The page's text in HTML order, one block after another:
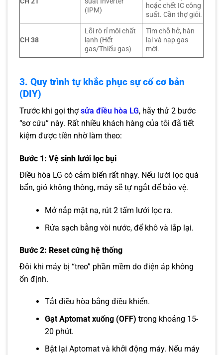
(IPM)
hoặc chết IC công
suất. Cần thợ giỏi.
CH 38
Lỗi rò rỉ môi chất
lạnh (Hết
gas/Thiếu gas)
Tìm chỗ hở, hàn
lại và nạp gas
mới.
3. Quy trình tự khắc phục sự cố cơ bản
(DIY)
Trước khi gọi thợsửa điều hòa LG, hãy thử 2 bước
“sơ cứu” này. Rất nhiều khách hàng của tôi đã tiết
kiệm được tiền nhờ làm theo:
Bước 1: Vệ sinh lưới lọc bụi
Điều hòa LG có cảm biến rất nhạy. Nếu lưới lọc quá
bẩn, gió không thông, máy sẽ tự ngắt để bảo vệ.
Mở nắp mặt nạ, rút 2 tấm lưới lọc ra.
Rửa sạch bằng vòi nước, để khô và lắp lại.
Bước 2: Reset cứng hệ thống
Đôi khi máy bị “treo” phần mềm do điện áp không
ổn định.
Tắt điều hòa bằng điều khiển.
Gạt Aptomat xuống (OFF) trong khoảng 15-
20 phút.
Bật lại Aptomat và khởi động máy. Nếu máy